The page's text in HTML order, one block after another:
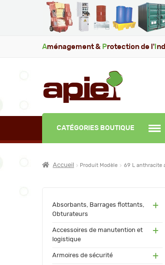
Aménagement & Protection de l'
CATÉGORIES BOUTIQUE
Accueil Produit Modèle 69 L anthracite
Absorbants, Barrages flottants,
Obturateurs
(60)
Accessoires de manutention et
logistique
(55)
Armoires de sécurité (91)